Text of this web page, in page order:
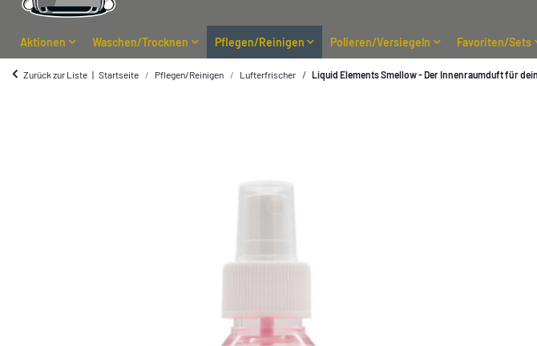
Aktionen Waschen/Trocknen Pflegen/Reinigen Polieren/Versiegeln Favoriten/Sets
Zurück zur Liste Startseite Pflegen/Reinigen Lufterfrischer Liquid Elements Smellow - Der Innenraumduft für